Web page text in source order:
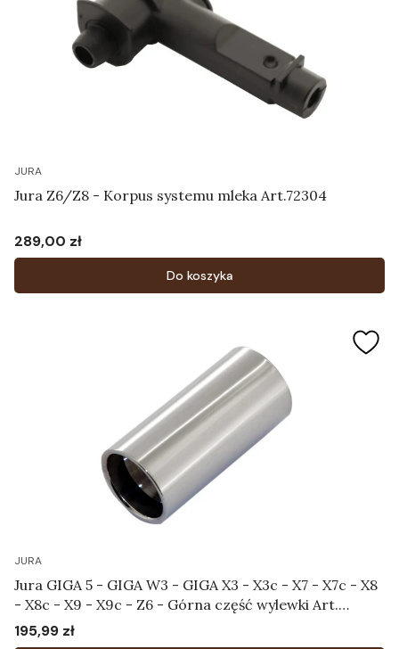
JURA
Jura Z6/Z8 - Korpus systemu mleka Art.72304
Cena
289,00 zł
Do koszyka
JURA
Jura GIGA 5 - GIGA W3 - GIGA X3 - X3c - X7 - X7c - X8
- X8c - X9 - X9c - Z6 - Górna część wylewki Art.
69909
Cena
195,99 zł